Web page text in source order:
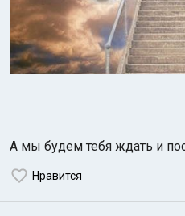
А мы будем тебя ждать и
Нравится